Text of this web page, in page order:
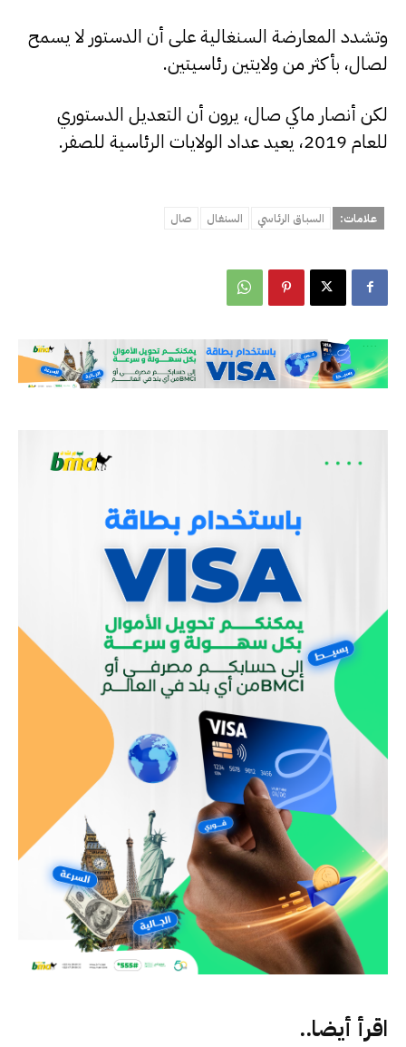
اقرأ أيضا..
وتشدد المعارضة السنغالية على أن الدستور لا يسمح
لصال، بأكثر من ولايتين رئاسيتين.
لكن أنصار ماكي صال، يرون أن التعديل الدستوري
للعام 2019، يعيد عداد الولايات الرئاسية للصفر.
علامات: السباق الرئاسي السنغال صال